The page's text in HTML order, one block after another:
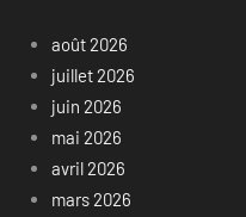
août 2026
juillet 2026
juin 2026
mai 2026
avril 2026
mars 2026